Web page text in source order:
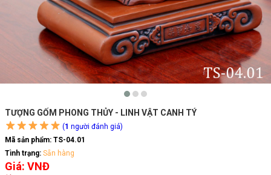
TƯỢNG GỐM PHONG THỦY - LINH VẬT CANH TÝ
(1 người đánh giá)
Mã sản phẩm: TS-04.01
Tình trạng: Sẵn hàng
Giá: VNĐ